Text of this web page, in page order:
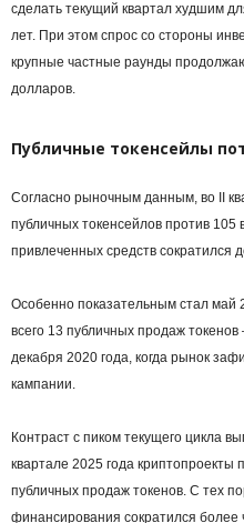
сделать текущий квартал худшим
лет. При этом спрос со стороны
крупные частные раунды
долларов.
Публичные токенсейлы
Согласно рыночным данным, во II
публичных токенсейлов против
привлеченных средств сократился
Особенно показательным стал май
всего 13 публичных продаж
декабря 2020 года, когда рынок
кампании.
Контраст с пиком текущего цикла
квартале 2025 года криптопроекты
публичных продаж токенов. С тех
финансирования сократился более